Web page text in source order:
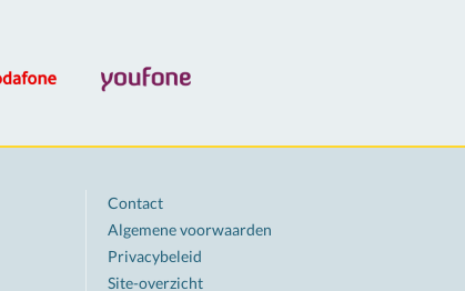
Contact
Algemene voorwaarden
Privacybeleid
Site-overzicht